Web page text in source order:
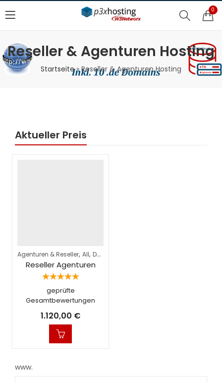
0
Reseller & Agenturen Hosting
Startseite»Reseller & Agenturen Hosting
Aktueller Preis
Agenturen & Reseller, All, Dedicated Server
Reseller Agenturen
mit5.00
von 5
geprüfte
Gesamtbewertungen
1.120,00 €
www.